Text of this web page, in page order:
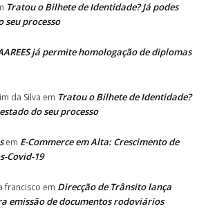
Tratou o Bilhete de Identidade? Já podes
seu processo
já permite homologação de diplomas
da Silva em Tratou o Bilhete de Identidade?
do seu processo
em E-Commerce em Alta: Crescimento de
Covid-19
francisco em Direcção de Trânsito lança
emissão de documentos rodoviários